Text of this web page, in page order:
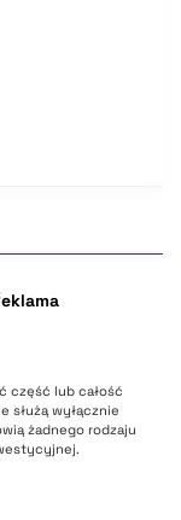
część lub całość
służą wyłącznie
żadnego rodzaju